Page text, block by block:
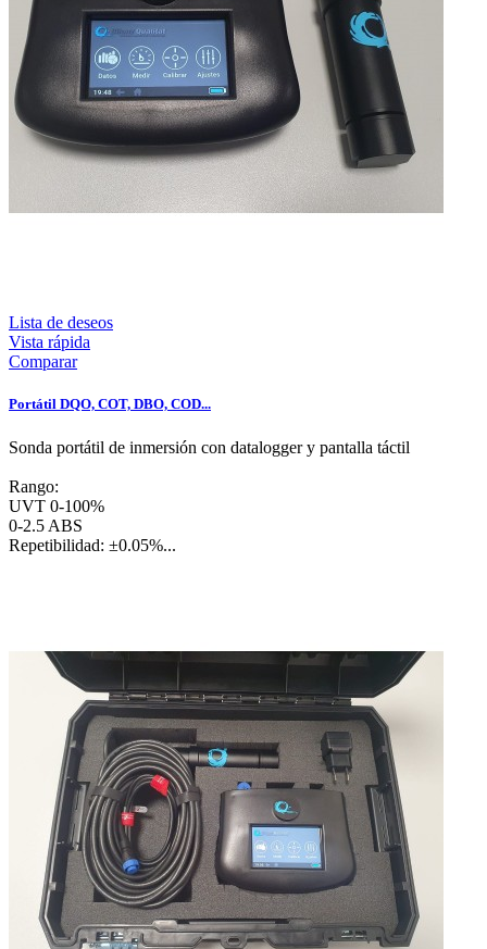
Lista de deseos
Vista rápida
Comparar
Portátil DQO, COT, DBO, COD...
Sonda portátil de inmersión con datalogger y pantalla táctil
Rango:
UVT 0-100%
0-2.5 ABS
Repetibilidad: ±0.05%...